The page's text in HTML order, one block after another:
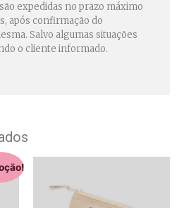
expedidas no prazo máximo
após confirmação do
Salvo algumas situações
o cliente informado.